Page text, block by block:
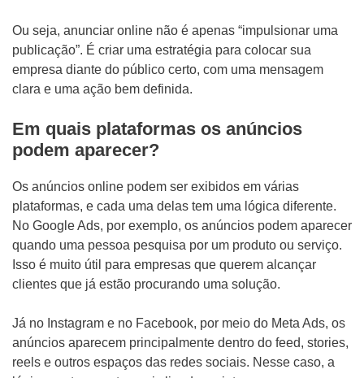
Ou seja, anunciar online não é apenas “impulsionar uma
publicação”. É criar uma estratégia para colocar sua
empresa diante do público certo, com uma mensagem
clara e uma ação bem definida.
Em quais plataformas os anúncios
podem aparecer?
Os anúncios online podem ser exibidos em várias
plataformas, e cada uma delas tem uma lógica diferente.
No Google Ads, por exemplo, os anúncios podem aparecer
quando uma pessoa pesquisa por um produto ou serviço.
Isso é muito útil para empresas que querem alcançar
clientes que já estão procurando uma solução.
Já no Instagram e no Facebook, por meio do Meta Ads, os
anúncios aparecem principalmente dentro do feed, stories,
reels e outros espaços das redes sociais. Nesse caso, a